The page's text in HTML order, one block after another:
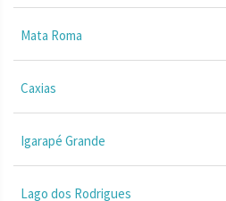
Mata Roma
Caxias
Igarapé Grande
Lago dos Rodrigues